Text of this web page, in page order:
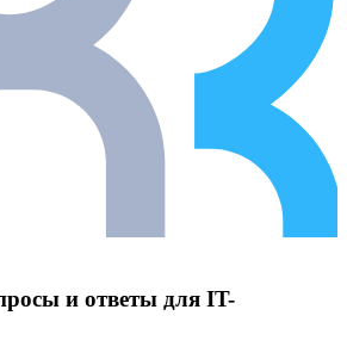
и ответы для IT-